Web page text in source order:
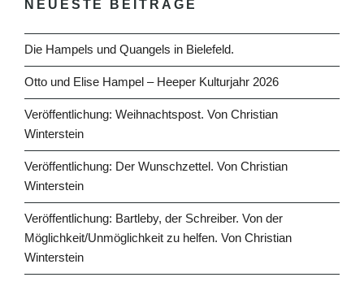
NEUESTE BEITRÄGE
Die Hampels und Quangels in Bielefeld.
Otto und Elise Hampel – Heeper Kulturjahr 2026
Veröffentlichung: Weihnachtspost. Von Christian
Winterstein
Veröffentlichung: Der Wunschzettel. Von Christian
Winterstein
Veröffentlichung: Bartleby, der Schreiber. Von der
Möglichkeit/Unmöglichkeit zu helfen. Von Christian
Winterstein